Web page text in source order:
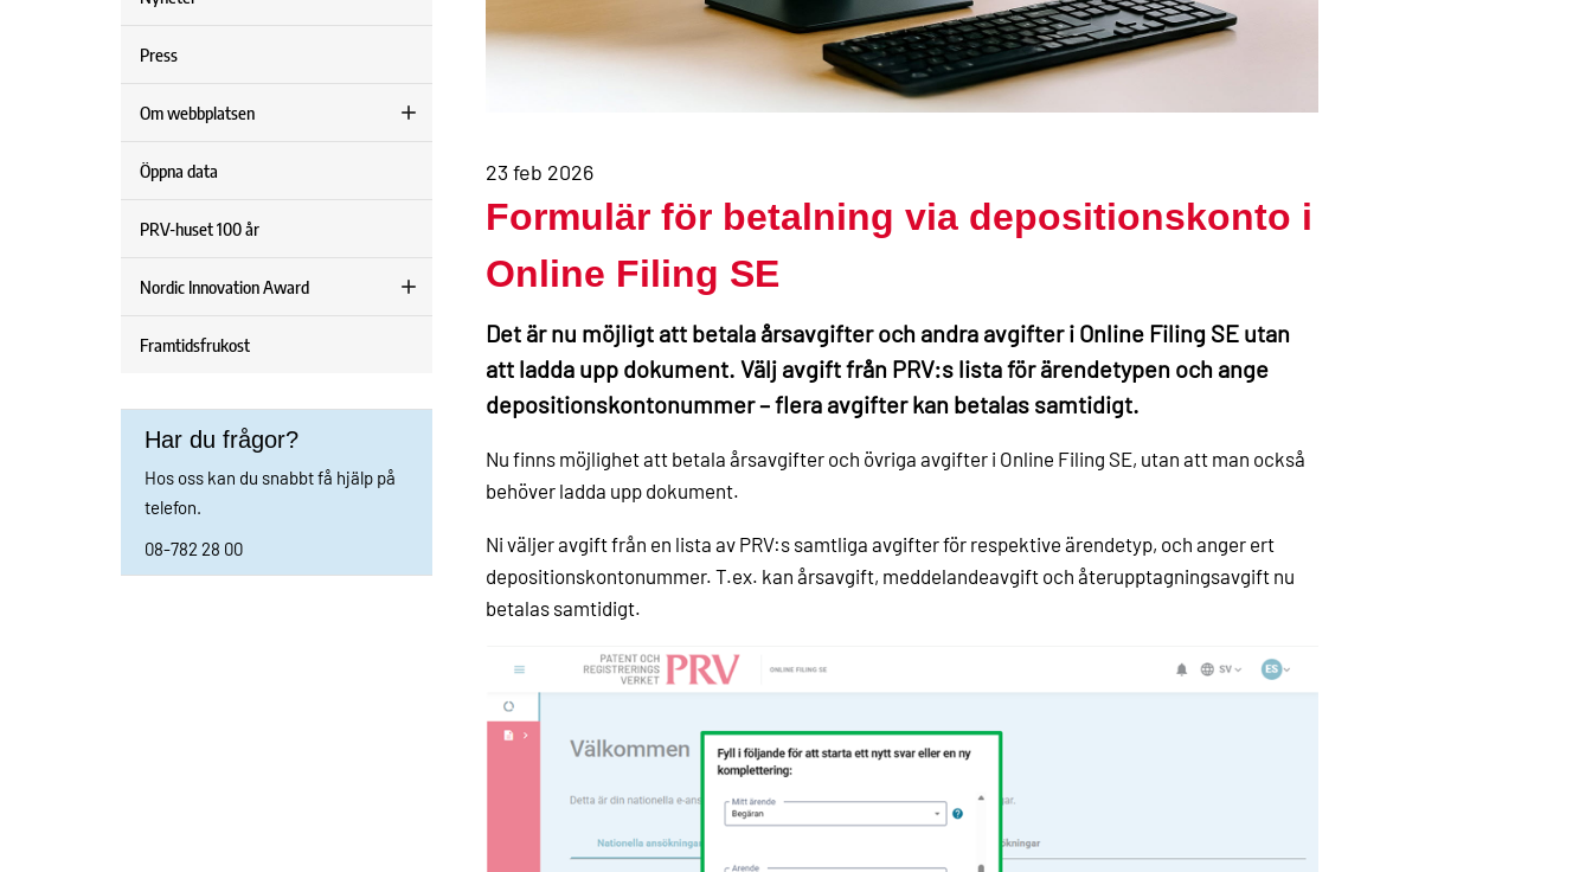
Press
Om webbplatsen
Öppna data
PRV-huset 100 år
Nordic Innovation Award
Framtidsfrukost
Har du frågor?
Hos oss kan du snabbt få hjälp på
telefon.
08-782 28 00
23 feb 2026
Formulär för betalning via depositionskonto i
Online Filing SE
Det är nu möjligt att betala årsavgifter och andra avgifter i Online Filing SE utan
att ladda upp dokument. Välj avgift från PRV:s lista för ärendetypen och ange
depositionskontonummer – flera avgifter kan betalas samtidigt.
Nu finns möjlighet att betala årsavgifter och övriga avgifter i Online Filing SE, utan att man också
behöver ladda upp dokument.
Ni väljer avgift från en lista av PRV:s samtliga avgifter för respektive ärendetyp, och anger ert
depositionskontonummer. T.ex. kan årsavgift, meddelandeavgift och återupptagningsavgift nu
betalas samtidigt.